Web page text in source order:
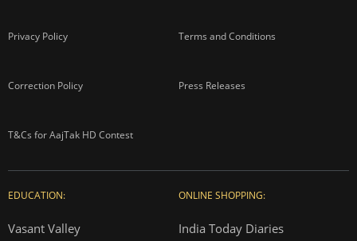
Privacy Policy Terms and Conditions
Correction Policy Press Releases
T&Cs for AajTak HD Contest
EDUCATION:
Vasant Valley
ONLINE SHOPPING:
India Today Diaries